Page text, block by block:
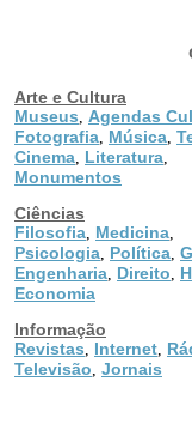
Arte e Cultura
Museus
Agendas
Fotografia Música
Cinema Literatura
Monumentos
Ciências
Filosofia Medicina
Psicologia Política
Engenharia Direito
Economia
Informação
Revistas
Internet
Televisão Jornais